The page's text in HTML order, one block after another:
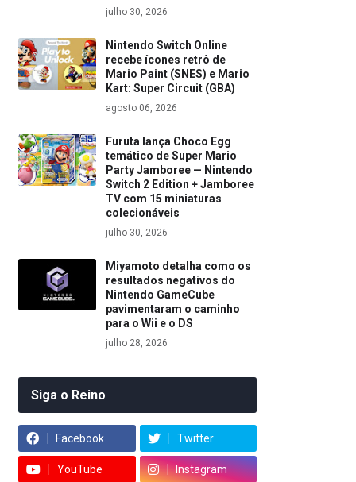
julho 30, 2026
Nintendo Switch Online
recebe ícones retrô de
Mario Paint (SNES) e Mario
Kart: Super Circuit (GBA)
agosto 06, 2026
Furuta lança Choco Egg
temático de Super Mario
Party Jamboree — Nintendo
Switch 2 Edition + Jamboree
TV com 15 miniaturas
colecionáveis
julho 30, 2026
Miyamoto detalha como os
resultados negativos do
Nintendo GameCube
pavimentaram o caminho
para o Wii e o DS
julho 28, 2026
Siga o Reino
Facebook Twitter
YouTube Instagram